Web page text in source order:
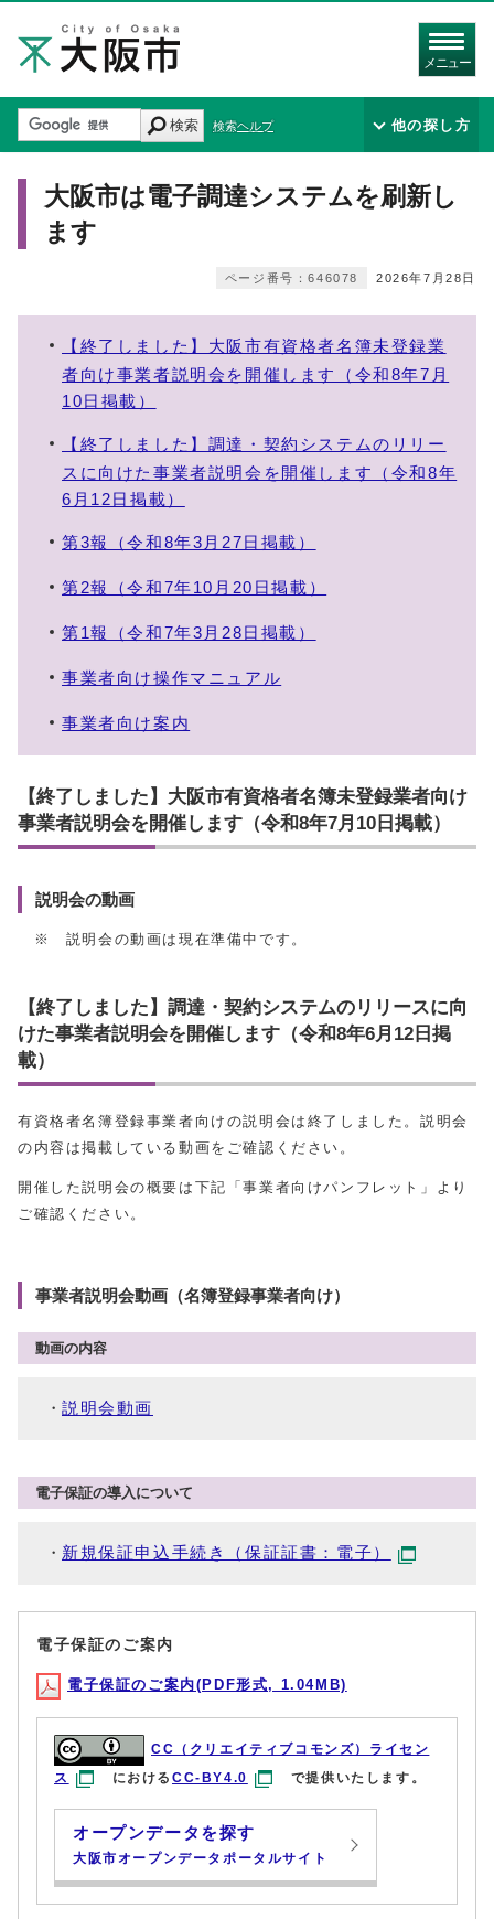
メニュー
検索 検索ヘルプ 他の探し方
大阪市は電子調達システムを刷新し
ます
2026年7月28日
ページ番号：646078
【終了しました】大阪市有資格者名簿未登録業
者向け事業者説明会を開催します（令和8年7月
10日掲載）
【終了しました】調達・契約システムのリリー
スに向けた事業者説明会を開催します（令和8年
6月12日掲載）
第3報（令和8年3月27日掲載）
第2報（令和7年10月20日掲載）
第1報（令和7年3月28日掲載）
事業者向け操作マニュアル
事業者向け案内
【終了しました】大阪市有資格者名簿未登録業者向け
事業者説明会を開催します（令和8年7月10日掲載）
説明会の動画
※ 説明会の動画は現在準備中です。
【終了しました】調達・契約システムのリリースに向
けた事業者説明会を開催します（令和8年6月12日掲
載）
有資格者名簿登録事業者向けの説明会は終了しました。説明会
の内容は掲載している動画をご確認ください。
開催した説明会の概要は下記「事業者向けパンフレット」より
ご確認ください。
事業者説明会動画（名簿登録事業者向け）
動画の内容
説明会動画
電子保証の導入について
新規保証申込手続き（保証証書：電子）
電子保証のご案内
電子保証のご案内(PDF形式, 1.04MB)
CC（クリエイティブコモンズ）ライセン
ス
におけるCC-BY4.0 で提供いたします。
オープンデータを探す
大阪市オープンデータポータルサイト